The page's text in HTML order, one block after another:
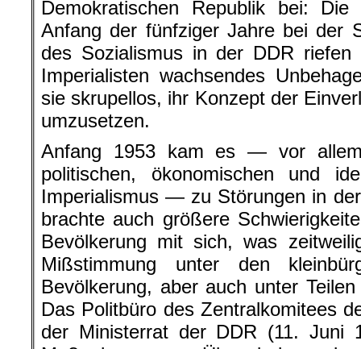
Demokratischen Republik bei: Die
Anfang der fünfziger Jahre bei der
des Sozialismus in der DDR
Imperialisten wachsendes
sie skrupellos, ihr Konzept der
umzusetzen.
Anfang 1953 kam es — vor
politischen, ökonomischen und
Imperialismus — zu Störungen in
brachte auch größere
Bevölkerung mit sich, was
Mißstimmung unter den
Bevölkerung, aber auch unter
Das Politbüro des Zentralkomitees
der Ministerrat der DDR (11. Juni